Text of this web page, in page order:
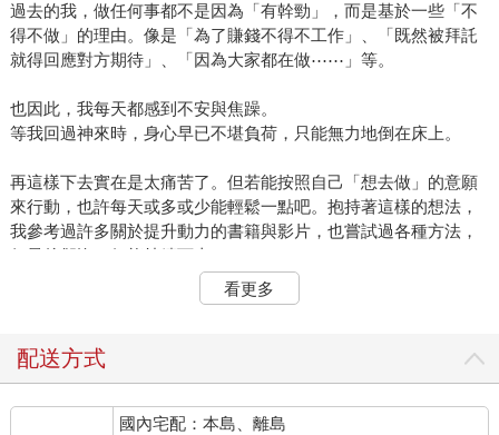
過去的我，做任何事都不是因為「有幹勁」，而是基於一些「不
得不做」的理由。像是「為了賺錢不得不工作」、「既然被拜託
就得回應對方期待」、「因為大家都在做⋯⋯」等。
也因此，我每天都感到不安與焦躁。
等我回過神來時，身心早已不堪負荷，只能無力地倒在床上。
再這樣下去實在是太痛苦了。但若能按照自己「想去做」的意願
來行動，也許每天或多或少能輕鬆一點吧。抱持著這樣的想法，
我參考過許多關於提升動力的書籍與影片，也嘗試過各種方法，
但最後卻沒一個能持續下去⋯⋯
就在這時，Sanctuary出版社向我提出了關於這本書的企劃。
己真正能實踐的事情」整理出來就好。
戰。
看更多
配送方式
國內宅配：本島、離島